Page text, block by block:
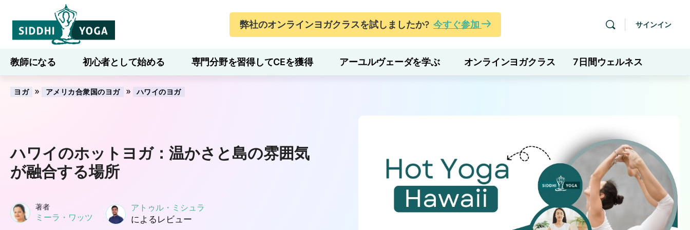
弊社のオンラインヨガクラスを試しましたか? 今すぐ参加 サインイン
教師になる 初心者として始める 専門分野を習得してCEを獲得 アーユルヴェーダを学ぶ オンラインヨガクラス 7日間ウェルネス
ブログ 学ぶ
ヨガ » アメリカ合衆国のヨガ » ハワイのヨガ
ハワイのホットヨガ：温かさと島の雰囲気
が融合する場所
著者
ミーラ・ワッツ
アトゥル・ミシュラ
によるレビュー